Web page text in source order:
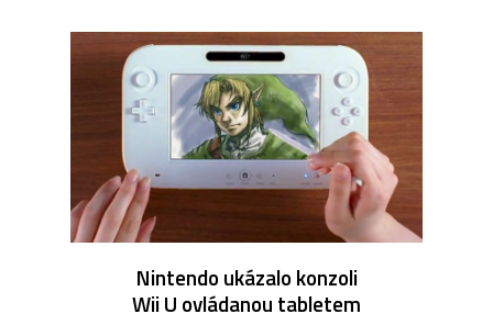
Nintendo ukázalo konzoli
Wii U ovládanou tabletem